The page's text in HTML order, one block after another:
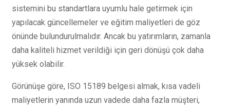
sistemini bu standartlara uyumlu hale getirmek için
yapılacak güncellemeler ve eğitim maliyetleri de göz
önünde bulundurulmalıdır. Ancak bu yatırımların, zamanla
daha kaliteli hizmet verildiği için geri dönüşü çok daha
yüksek olabilir.
Görünüşe göre, ISO 15189 belgesi almak, kısa vadeli
maliyetlerin yanında uzun vadede daha fazla müşteri,